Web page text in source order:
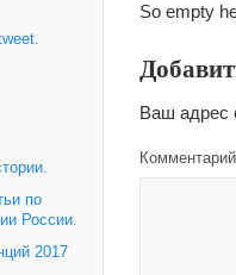
по
России.
2017
So empty
Ваш адрес
Комментарий